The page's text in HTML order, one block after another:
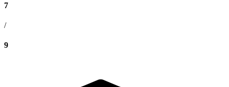
7
/
9